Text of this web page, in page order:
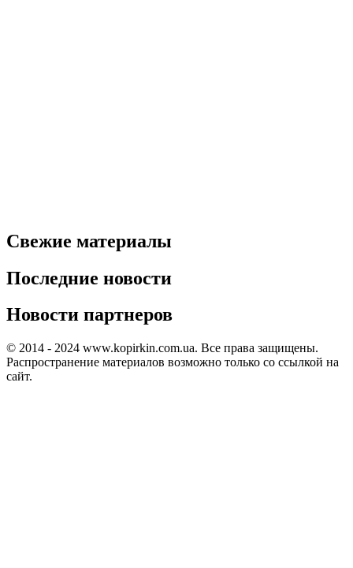
Свежие материалы
Последние новости
Новости партнеров
© 2014 - 2024 www.kopirkin.com.ua. Все права защищены.
Распространение материалов возможно только со ссылкой на
сайт.